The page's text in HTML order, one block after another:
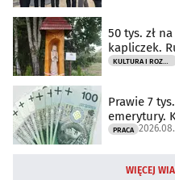
50 tys. zł
kapliczek.
KULTURA I ROZRYWKA
Prawie 7
emerytury.
PRACA
WIĘCEJ